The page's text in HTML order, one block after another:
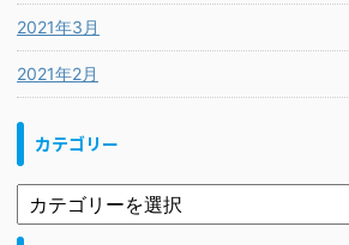
2021年3月
2021年2月
カテゴリー